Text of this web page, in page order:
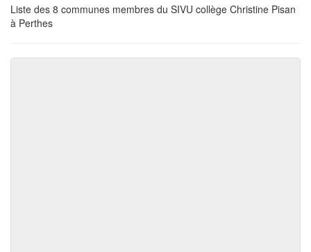
Liste des 8 communes membres du SIVU collège Christine Pisan
à Perthes